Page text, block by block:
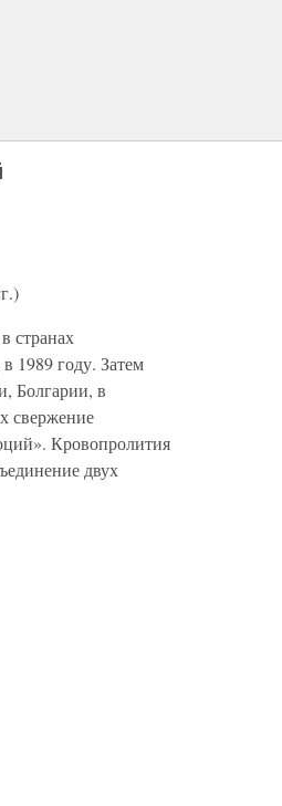
странах
1989 году. Затем
Болгарии, в
свержение
Кровопролития
двух